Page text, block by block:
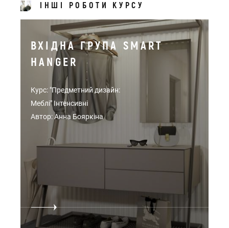
ІНШІ РОБОТИ КУРСУ
ВХІДНА ГРУПА SMART
HANGER
Курс: "Предметний дизайн:
Меблі" Інтенсивні
Автор: Анна Бояркіна